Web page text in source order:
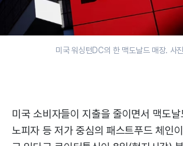
미국 워싱턴DC의 한 맥도날드 매장. 사
미국 소비자들이 지출을 줄이면서 맥도
노피자 등 저가 중심의 패스트푸드 체인